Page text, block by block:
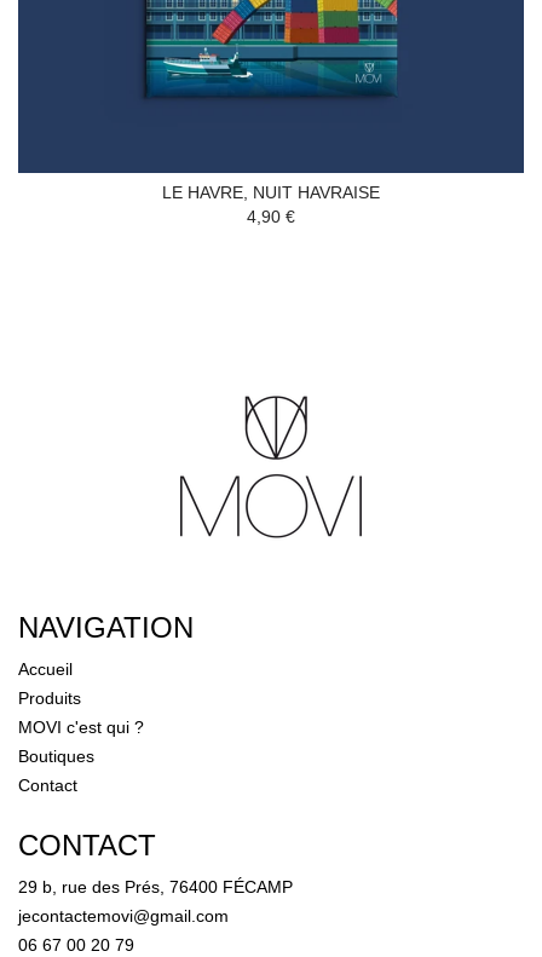
LE HAVRE, NUIT HAVRAISE
4,90 €
NAVIGATION
Accueil
Produits
MOVI c'est qui ?
Boutiques
Contact
CONTACT
29 b, rue des Prés, 76400 FÉCAMP
jecontactemovi@gmail.com
06 67 00 20 79